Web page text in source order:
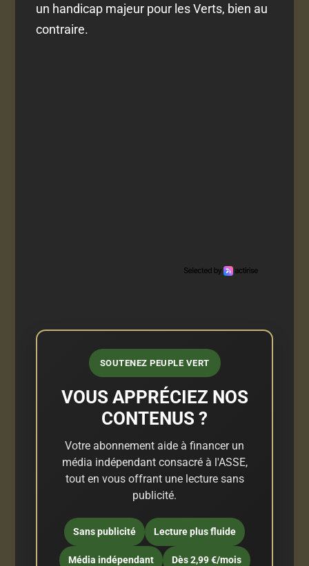
un handicap majeur pour les Verts, bien au
contraire.
SOUTENEZ PEUPLE VERT
VOUS APPRÉCIEZ NOS
CONTENUS ?
Votre abonnement aide à financer un
média indépendant consacré à l'ASSE,
tout en vous offrant une lecture sans
publicité.
Sans publicité Lecture plus fluide
Média indépendant Dès 2,99 €/mois